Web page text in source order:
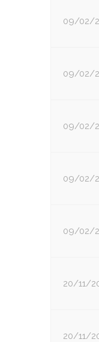
09/02/
09/02/
09/02/
09/02/
09/02/
20/11/
20/11/